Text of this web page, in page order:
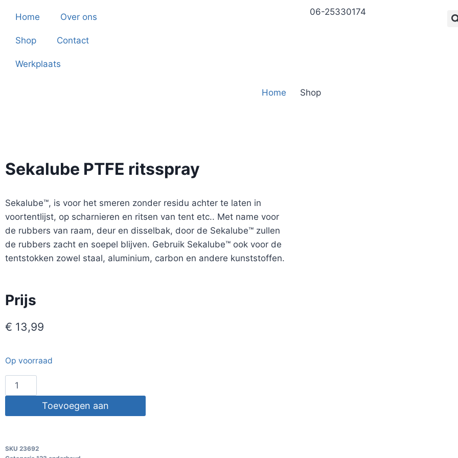
Home Over ons
Shop Contact
Werkplaats
06-25330174
Home Shop
Sekalube PTFE ritsspray
Sekalube™, is voor het smeren zonder residu achter te laten in
voortentlijst, op scharnieren en ritsen van tent etc.. Met name voor
de rubbers van raam, deur en disselbak, door de Sekalube™ zullen
de rubbers zacht en soepel blijven. Gebruik Sekalube™ ook voor de
tentstokken zowel staal, aluminium, carbon en andere kunststoffen.
Prijs
€ 13,99
Op voorraad
Toevoegen aan
SKU 23692